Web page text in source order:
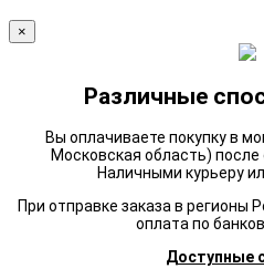
×
Различные
Вы оплачиваете покупку в
Московская область)
Наличными курьеру
При отправке заказа в регионы
оплата по
Доступные